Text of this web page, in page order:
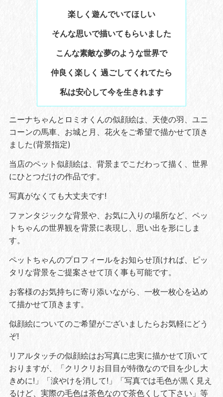
楽しく遊んでいてほしい
そんな思いで描いてもらいました
こんな素敵な夢のような世界で
仲良く楽しく 過ごしてくれてたら
私は安心して今を生きれます
ニーナちゃんとロミオくんの似顔絵は、天使の羽、ユニ
コーンの馬車、お城と月、花火をご希望で描かせて頂き
ました(背景指定)
当店のペット似顔絵は、背景までこだわって描く、世界
にひとつだけの作品です。
写真がなくても大丈夫です!
ファンタジックな背景や、お気に入りの場所など、ペッ
トちゃんの世界観を背景に表現し、思い出を形にしま
す。
ペットちゃんのプロフィールをお知らせ頂ければ、ピッ
タリな背景をご提案させて頂く事も可能です。
お客様のお気持ちに寄り添いながら、一枚一枚心を込め
て描かせて頂きます。
似顔絵についてのご希望がございましたらお気軽にどう
ぞ!
リアルタッチの似顔絵はお写真に忠実に描かせて頂いて
おりますが、「クリクリお目目が特徴なので目を少し大
きめに!」「涙やけを消して!」「写真では毛色が黒く見え
るけど、実際の毛色は茶色なので茶色くして下さい」等